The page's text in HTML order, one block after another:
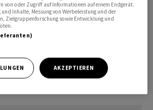
und Besuchersicht lohnt sich in
durch die Art Unlimited, den
wurde erstmals von Ruba Katrib,
Angelegenheiten am MoMA
von oder Zugriff auf Informationen auf einem Endgerät.
Inhalte, Messung von Werbeleistung und der
Zielgruppenforschung sowie Entwicklung und
AKZEPTIEREN